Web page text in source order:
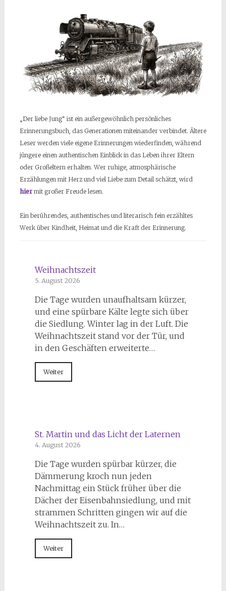
„Der liebe Jung“ ist ein außergewöhnlich persönliches
Erinnerungsbuch, das Generationen miteinander verbindet. Ältere
Leser werden viele eigene Erinnerungen wiederfinden, während
jüngere einen authentischen Einblick in das Leben ihrer Eltern
oder Großeltern erhalten. Wer ruhige, atmosphärische
Erzählungen mit Herz und viel Liebe zum Detail schätzt, wird
hiermit großer Freude lesen.
Ein berührendes, authentisches und literarisch fein erzähltes
Werk über Kindheit, Heimat und die Kraft der Erinnerung.
Weihnachtszeit
5. August 2026
Die Tage wurden unaufhaltsam kürzer,
und eine spürbare Kälte legte sich über
die Siedlung. Winter lag in der Luft. Die
Weihnachtszeit stand vor der Tür, und
in den Geschäften erweiterte…
Weiter
St. Martin und das Licht der Laternen
4. August 2026
Die Tage wurden spürbar kürzer, die
Dämmerung kroch nun jeden
Nachmittag ein Stück früher über die
Dächer der Eisenbahnsiedlung, und mit
strammen Schritten gingen wir auf die
Weihnachtszeit zu. In…
Weiter